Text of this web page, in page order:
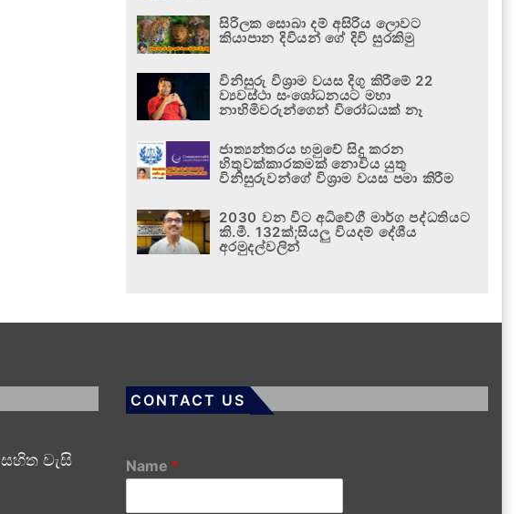
සිරිලක සොබා දම් අසිරිය ලොවට
කියාපාන දිවියන් ගේ දිවි සුරකිමු
විනිසුරු විශ්‍රාම වයස දිගු කිරීමේ 22
ව්‍යවස්ථා සංශෝධනයට මහා
නාහිමිවරුන්ගෙන් විරෝධයක් නෑ
ජාත්‍යන්තරය හමුවේ සිදු කරන
හිතුවක්කාරකමක් නොවිය යුතු
විනිසුරුවන්ගේ විශ්‍රාම වයස පමා කිරීම
2030 වන විට අධිවේගී මාර්ග පද්ධතියට
කි.මී. 132ක්;සියලු වියදම් දේශීය
අරමුදල්වලින්
වැසි
CONTACT US
Name *